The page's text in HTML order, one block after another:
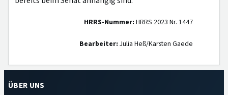
HRRS-Nummer: HRRS 2023 Nr. 1447
Bearbeiter: Julia Heß/Karsten Gaede
ÜBER UNS